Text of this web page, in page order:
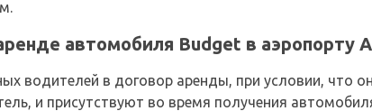
автомобиля Budget в аэропорту
водителей в договор аренды, при условии, что
и присутствуют во время получения